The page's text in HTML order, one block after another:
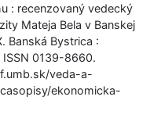
: recenzovaný vedecký
Mateja Bela v Banskej
Banská Bystrica :
0139-8660.
veda-a-
ekonomicka-